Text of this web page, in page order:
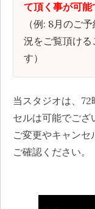
て頂く事が可能
（例: 8月のご
況をご覧頂ける
す）
当スタジオは、
セルは可能でござ
ご変更やキャンセ
ご確認ください。